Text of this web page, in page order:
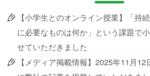
【小学生とのオンライン授業】「持
に必要なものは何か」という課題で
せていただきました
【メディア掲載情報】2025年11月